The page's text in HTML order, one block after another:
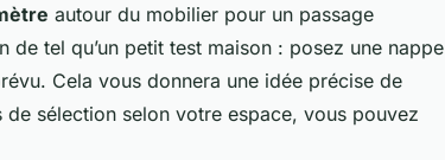
autour du mobilier pour un passage
tel qu’un petit test maison : posez une nappe
Cela vous donnera une idée précise de
sélection selon votre espace, vous pouvez